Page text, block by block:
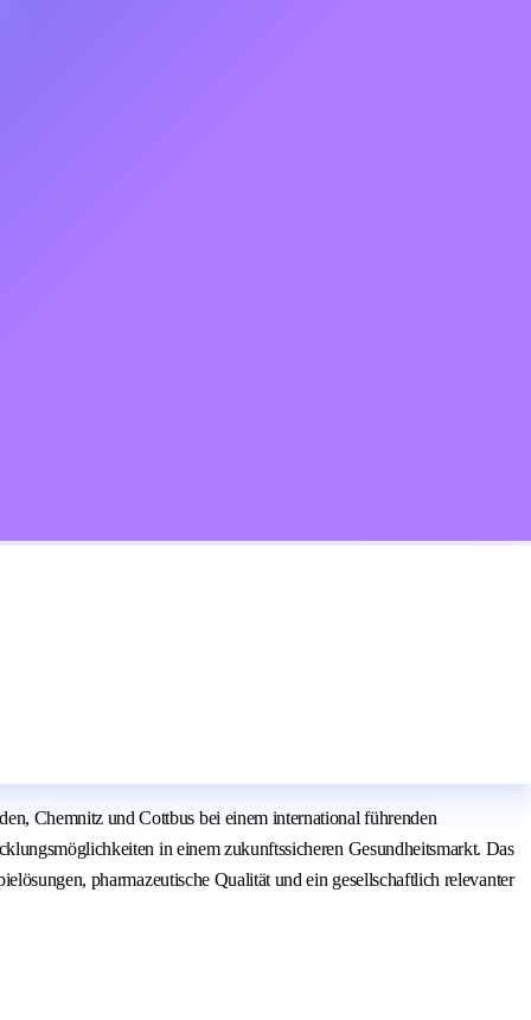
Chemnitz und Cottbus bei einem international führenden
in einem zukunftssicheren Gesundheitsmarkt. Das
pharmazeutische Qualität und ein gesellschaftlich relevanter